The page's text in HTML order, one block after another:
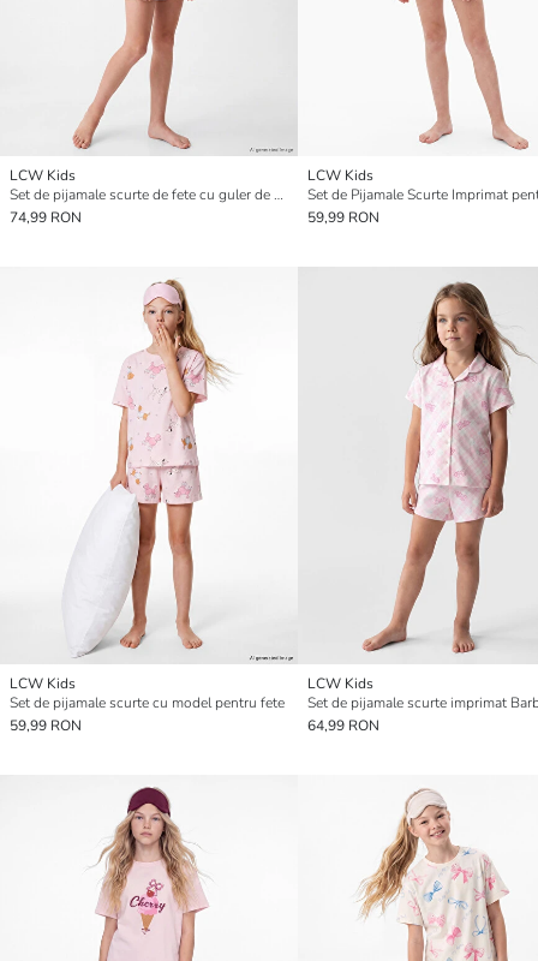
LCW Kids
Set de pijamale scurte de fete cu guler de cămașă
74,99 RON
LCW Kids
Set de Pijamale Scurte Imprimat
59,99 RON
LCW Kids
Set de pijamale scurte cu model pentru fete
59,99 RON
LCW Kids
64,99 RON